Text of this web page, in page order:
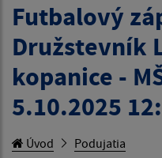
Futbalový
Družstevník
kopanice -
5.10.2025
Úvod Podujatia